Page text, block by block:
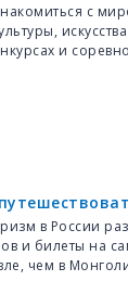
с
и
в России
и билеты на
чем в